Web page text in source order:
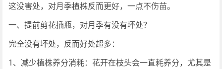
这没害处，对月季植株反而更好，一点不伤苗。
一、提前剪花插瓶，对月季有没有坏处？
完全没有坏处，反而好处超多：
1、减少植株养分消耗：花开在枝头会一直耗养分，尤其是